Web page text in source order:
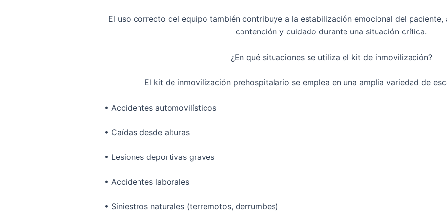
El uso correcto del equipo también contribuye a la estabilización emocional del paciente,
contención y cuidado durante una situación crítica.
¿En qué situaciones se utiliza el kit de inmovilización?
El kit de inmovilización prehospitalario se emplea en una amplia variedad de
• Accidentes automovilísticos
• Caídas desde alturas
• Lesiones deportivas graves
• Accidentes laborales
• Siniestros naturales (terremotos, derrumbes)